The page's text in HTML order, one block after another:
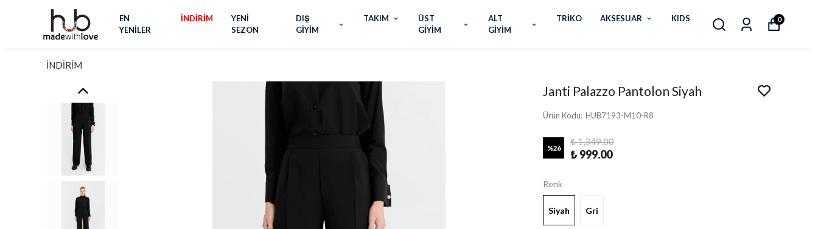
EN
YENİLER
İNDİRİM
YENİ
SEZON
DIŞ
GİYİM
TAKIM
ÜST
GİYİM
ALT
GİYİM
TRİKO AKSESUAR KIDS 0
İNDİRİM
Janti Palazzo Pantolon Siyah
Ürün Kodu: HUB7193-M10-R8
%26
₺ 1,349.00
₺ 999.00
Renk
Siyah Gri